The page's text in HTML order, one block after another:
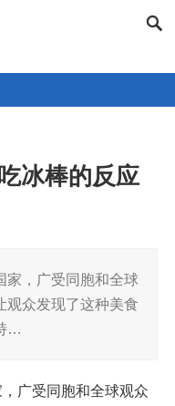
冰棒的反应
家，广受同胞和全球
观众发现了这种美食
…
广受同胞和全球观众